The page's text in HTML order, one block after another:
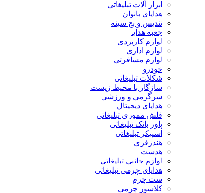
ابزار آلات تبلیغاتی
هدایای بانوان
تندیس و بج سینه
جعبه هدایا
لوازم کاربردی
لوازم اداری
لوازم مسافرتی
خودرو
شکلات تبلیغاتی
سازگار با محیط زیست
سرگرمی و ورزشی
هدایای دیجیتال
فلش مموری تبلیغاتی
پاور بانک تبلیغاتی
اسپیکر تبلیغاتی
هندزفری
هدست
لوازم جانبی تبلیغاتی
هدایای چرمی تبلیغاتی
ست چرم
کلاسور چرمی